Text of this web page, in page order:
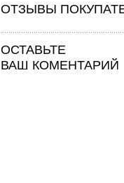
ОТЗЫВЫ
ОСТАВЬТЕ
ВАШ КОМЕНТАРИЙ